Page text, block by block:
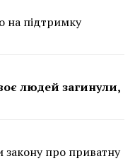
на підтримку
людей загинули,
закону про приватну